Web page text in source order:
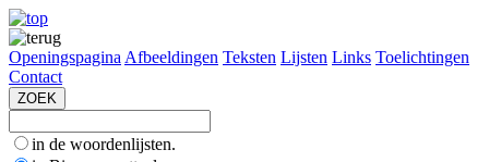
Openingspagina Afbeeldingen Teksten Lijsten Links Toelichtingen
Contact
in de woordenlijsten.